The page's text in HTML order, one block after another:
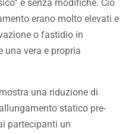
e senza modifiche. Ciò
erano molto elevati e
o fastidio in
una vera e propria
una riduzione di
statico pre-
partecipanti un